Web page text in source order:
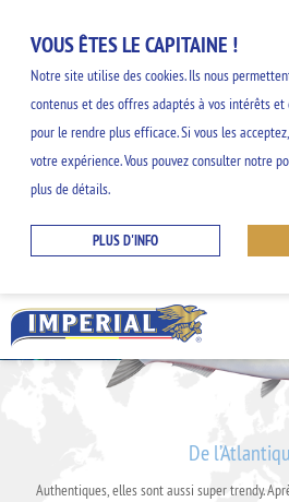
VOUS ÊTES LE CAPITAINE !
Notre site utilise des cookies. Ils nous
contenus et des offres adaptés à vos intérêts et
pour le rendre plus efficace. Si vous les
votre expérience. Vous pouvez consulter notre
plus de détails.
PLUS D'INFOLA
LE
MAQUEREAU
De
Authentiques, elles sont aussi super trendy.